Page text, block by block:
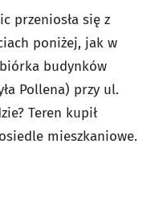
przeniosła się z
poniżej, jak w
budynków
Pollena) przy ul.
Teren kupił
mieszkaniowe.